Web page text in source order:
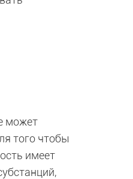
может
того чтобы
имеет